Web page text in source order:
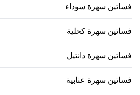
فساتين سهرة سوداء
فساتين سهرة كحلية
فساتين سهرة دانتيل
فساتين سهرة عنابية